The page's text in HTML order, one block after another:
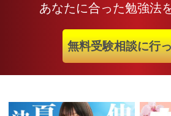
あなたに合った勉強法
無料受験相談に行